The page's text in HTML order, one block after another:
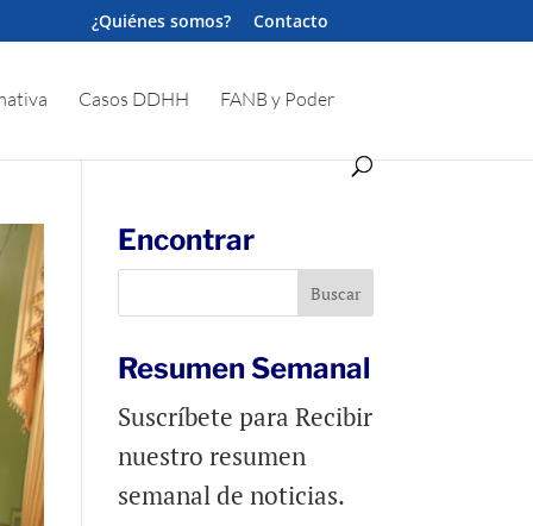
¿Quiénes somos? Contacto
Casos DDHH FANB y Poder
Encontrar
Resumen Semanal
Suscríbete para Recibir
nuestro resumen
semanal de noticias.